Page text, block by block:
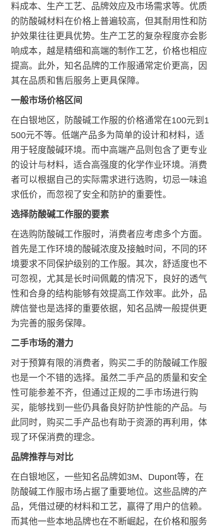
料成本、生产工艺、品牌效应及市场需求等。优质
的防酸碱材料在价格上普遍较高，但其耐用性和防
护效果往往更具优势。生产工艺的复杂程度亦会影
响成本，越是精细和高端的制作工艺，价格也相应
提高。此外，知名品牌的工作服通常定价更高，因
其在品质和售后服务上更具保障。
一般市场价格区间
在白银地区，防酸碱工作服的价格通常在100元到1
500元不等。低端产品多为简单的设计和材料，适
用于轻度酸碱环境。而中高端产品则包含了更专业
的设计与材料，适合高强度的化学作业环境。消费
者可以根据自己的实际需求进行选购，切忌一味追
求低价，而忽视了安全和防护的重要性。
选择防酸碱工作服的要素
在选购防酸碱工作服时，消费者应考虑多个方面。
首先是工作环境的酸碱浓度及接触时间，不同的环
境要求不同保护级别的工作服。其次，舒适度也不
可忽视，尤其是长时间佩戴的情况下，良好的透气
性和合身的结构能够有效提高工作效率。此外，品
牌信誉也是选择的重要依据，知名品牌一般提供更
为完善的服务保障。
二手市场的潜力
对于预算有限的消费者，购买二手的防酸碱工作服
也是一个不错的选择。虽然二手产品的质量和安全
性可能参差不齐，但通过正规的二手市场进行购
买，能够找到一些仍具备良好防护性能的产品。与
此同时，购买二手产品也有助于资源的再利用，体
现了环保消费的理念。
品牌推荐与对比
在白银地区，一些知名品牌如3M、Dupont等，在
防酸碱工作服市场占据了重要地位。这些品牌的产
品，凭借过硬的材料和工艺，赢得了用户的信赖。
而其他一些本地品牌也在不断崛起，在价格和服务